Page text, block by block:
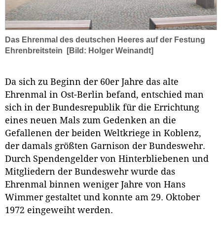
Das Ehrenmal des deutschen Heeres auf der Festung
Ehrenbreitstein
[Bild: Holger Weinandt]
Da sich zu Beginn der 60er Jahre das alte
Ehrenmal in Ost-Berlin befand, entschied man
sich in der Bundesrepublik für die Errichtung
eines neuen Mals zum Gedenken an die
Gefallenen der beiden Weltkriege in Koblenz,
der damals größten Garnison der Bundeswehr.
Durch Spendengelder von Hinterbliebenen und
Mitgliedern der Bundeswehr wurde das
Ehrenmal binnen weniger Jahre von Hans
Wimmer gestaltet und konnte am 29. Oktober
1972 eingeweiht werden.